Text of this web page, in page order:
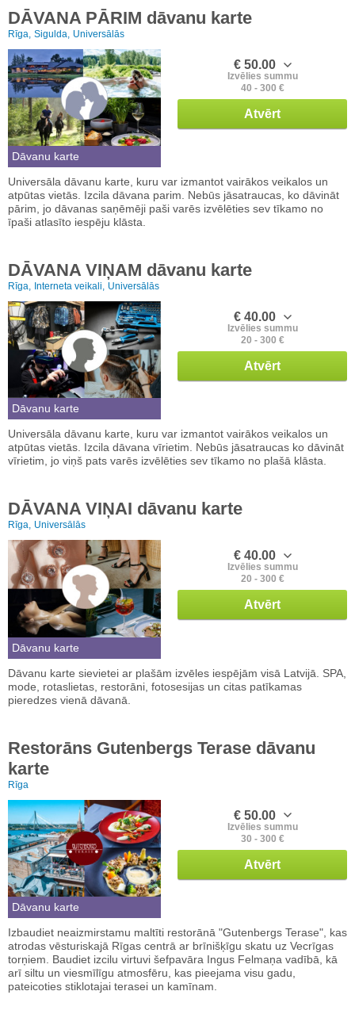
DĀVANA PĀRIM dāvanu karte
Rīga, Sigulda, Universālās
Dāvanu karte
€ 50.00
Izvēlies summu
40 - 300 €
Atvērt
Universāla dāvanu karte, kuru var izmantot vairākos veikalos un
atpūtas vietās. Izcila dāvana parim. Nebūs jāsatraucas, ko dāvināt
pārim, jo dāvanas saņēmēji paši varēs izvēlēties sev tīkamo no
īpaši atlasīto iespēju klāsta.
DĀVANA VIŅAM dāvanu karte
Rīga, Interneta veikali, Universālās
Dāvanu karte
€ 40.00
Izvēlies summu
20 - 300 €
Atvērt
Universāla dāvanu karte, kuru var izmantot vairākos veikalos un
atpūtas vietās. Izcila dāvana vīrietim. Nebūs jāsatraucas ko dāvināt
vīrietim, jo viņš pats varēs izvēlēties sev tīkamo no plašā klāsta.
DĀVANA VIŅAI dāvanu karte
Rīga, Universālās
Dāvanu karte
€ 40.00
Izvēlies summu
20 - 300 €
Atvērt
Dāvanu karte sievietei ar plašām izvēles iespējām visā Latvijā. SPA,
mode, rotaslietas, restorāni, fotosesijas un citas patīkamas
pieredzes vienā dāvanā.
Restorāns Gutenbergs Terase dāvanu
karte
Rīga
Dāvanu karte
€ 50.00
Izvēlies summu
30 - 300 €
Atvērt
Izbaudiet neaizmirstamu maltīti restorānā "Gutenbergs Terase", kas
atrodas vēsturiskajā Rīgas centrā ar brīnišķīgu skatu uz Vecrīgas
torņiem. Baudiet izcilu virtuvi šefpavāra Ingus Felmaņa vadībā, kā
arī siltu un viesmīlīgu atmosfēru, kas pieejama visu gadu,
pateicoties stiklotajai terasei un kamīnam.